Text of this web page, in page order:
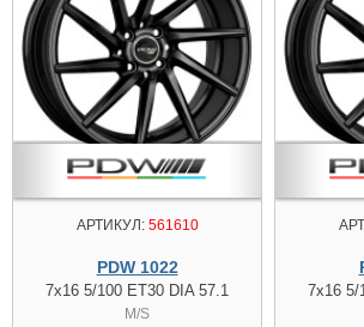
АРТИКУЛ:561610
PDW 1022
7x16 5/100 ET30 DIA 57.1
M/S
7x16 5/